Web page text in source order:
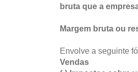
bruta que a
Margem bruta ou
Envolve a seguinte
Vendas